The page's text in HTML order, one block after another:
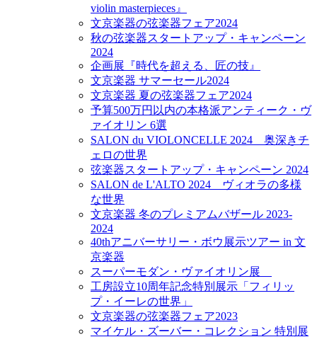
violin masterpieces』
文京楽器の弦楽器フェア2024
秋の弦楽器スタートアップ・キャンペーン
2024
企画展『時代を超える、匠の技』
文京楽器 サマーセール2024
文京楽器 夏の弦楽器フェア2024
予算500万円以内の本格派アンティーク・ヴ
ァイオリン 6選
SALON du VIOLONCELLE 2024 奥深きチ
ェロの世界
弦楽器スタートアップ・キャンペーン 2024
SALON de L'ALTO 2024 ヴィオラの多様
な世界
文京楽器 冬のプレミアムバザール 2023-
2024
40thアニバーサリー・ボウ展示ツアー in 文
京楽器
スーパーモダン・ヴァイオリン展
工房設立10周年記念特別展示「フィリッ
プ・イーレの世界」
文京楽器の弦楽器フェア2023
マイケル・ズーバー・コレクション 特別展